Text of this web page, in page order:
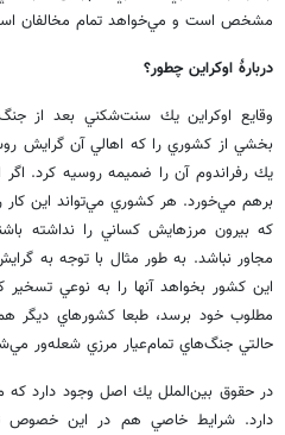
مشخص است و مي‌خواهد تمام مخالفان
دربارۀ اوكراين چطور؟
وقايع اوكراين يك سنت‌شكني بعد از
بخشي از كشوري را كه اهالي آن گرايش
يك رفراندوم آن را ضميمه روسيه كرد.
برهم مي‌خورد. هر كشوري مي‌تواند اين
كه بيرون مرزهايش كساني را نداشته
مجاور نباشد. به طور مثال با توجه به
اين كشور بخواهد آنها را به نوعي تسخير
مطلوب خود برسد، طبعا كشور‌هاي ديگر
حالتي جنگ‌هاي تمام‌عيار مرزي شعله‌ور
در حقوق بين‌الملل يك اصل وجود دارد
دارد. شرايط خاصي هم در اين خصوص